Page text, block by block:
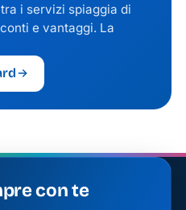
i servizi spiaggia di
e vantaggi. La
con te